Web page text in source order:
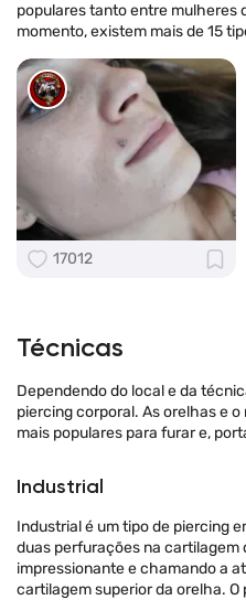
populares tanto entre mulheres
momento, existem mais de 15
17012
Técnicas
Dependendo do local e da
piercing corporal. As orelhas e
mais populares para furar e,
Industrial
Industrial é um tipo de piercing
duas perfurações na cartilagem
impressionante e chamando a
cartilagem superior da orelha.